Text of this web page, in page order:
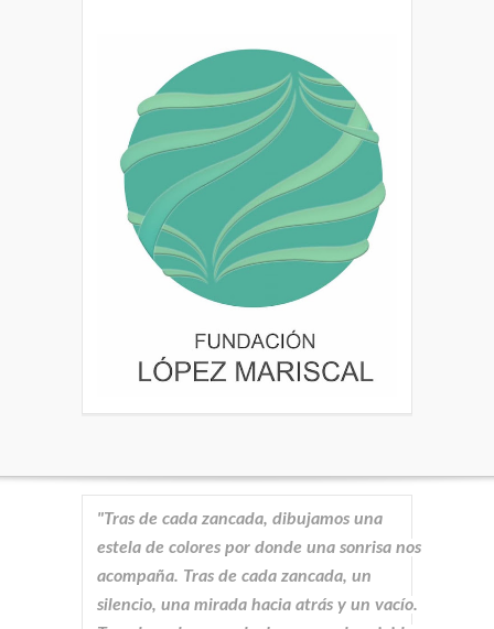
"Tras de cada zancada, dibujamos una
estela de colores por donde una sonrisa nos
acompaña. Tras de cada zancada, un
silencio, una mirada hacia atrás y un vacío.